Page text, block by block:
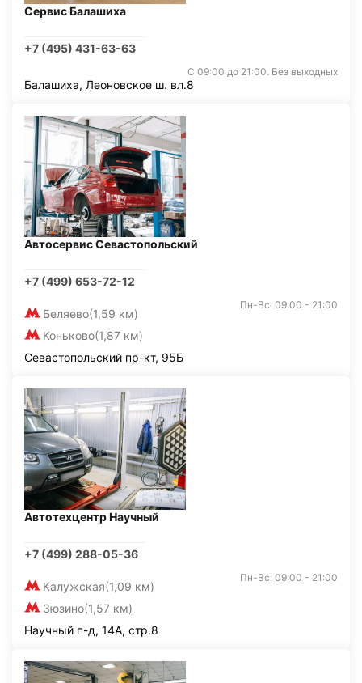
Сервис Балашиха
+7 (495) 431-63-63
С 09:00 до 21:00. Без выходных
Балашиха, Леоновское ш. вл.8
Автосервис Севастопольский
+7 (499) 653-72-12
Беляево(1,59 км)
Коньково(1,87 км)
Пн-Вс: 09:00 - 21:00
Севастопольский пр-кт, 95Б
Автотехцентр Научный
+7 (499) 288-05-36
Калужская(1,09 км)
Зюзино(1,57 км)
Пн-Вс: 09:00 - 21:00
Научный п-д, 14А, стр.8